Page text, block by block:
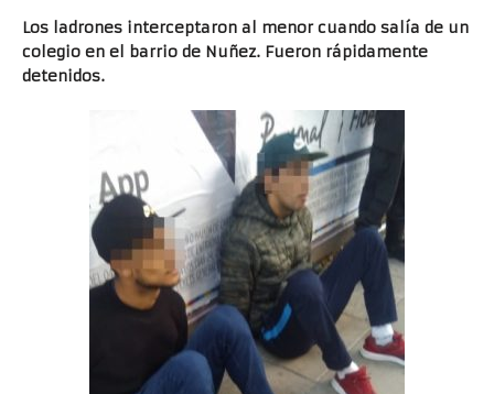
Los ladrones interceptaron al menor cuando salía de un
colegio en el barrio de Nuñez. Fueron rápidamente
detenidos.